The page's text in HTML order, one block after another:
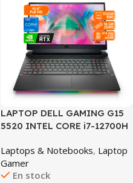
LAPTOP DELL GAMING G15
5520 INTEL CORE i7-12700H
3060 6GB 15.6″ FHD 120Hz
WINDOWS 11 TECLADO
ESPAÑOL LATINO (G15 5520)
Laptops & Notebooks, Laptop
Gamer
En stock